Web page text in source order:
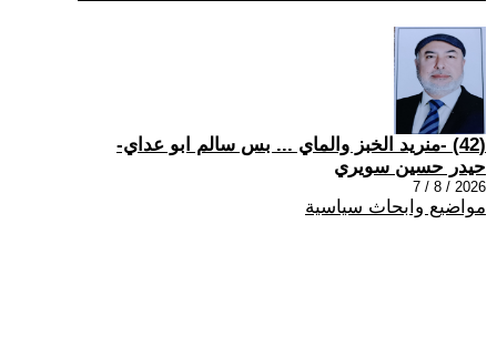
(42) -منريد الخبز والماي ... بس سالم ابو عداي-
حيدر حسين سويري
2026 / 8 / 7
مواضيع وابحاث سياسية